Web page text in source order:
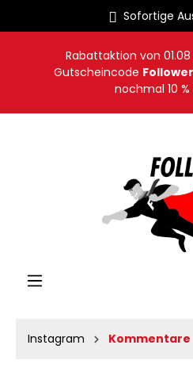
Sofortige
Rabattaktion von 01.08
Gutscheincode
nochmal 10
Instagram Kommentare